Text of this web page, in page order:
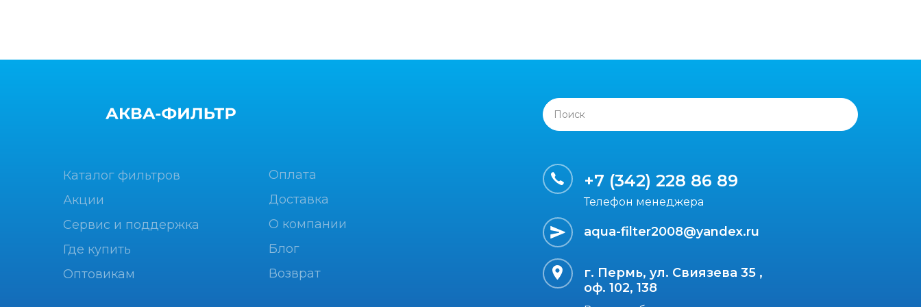
Поиск
+7 (342) 228 86 89
aqua-filter2008@yandex.ru
г. Пермь, ул. Свиязева 35 ,
оф. 102, 138
Телефон менеджера
Каталог фильтров
Оплата
Доставка
О компании
Блог
Возврат
Акции
Сервис и поддержка
Где купить
Оптовикам